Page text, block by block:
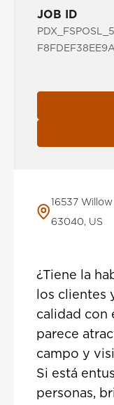
JOB ID
16537
63040, US
¿Tiene la
los clientes
calidad con
parece
campo y
Si está
personas,